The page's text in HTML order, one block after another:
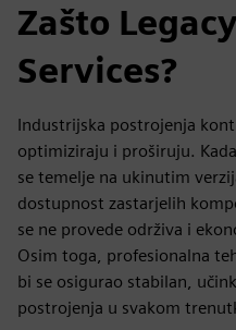
Zašto
Services?
Industrijska postrojenja
optimiziraju i proširuju.
se temelje na ukinutim
dostupnost zastarjelih
se ne provede održiva i
Osim toga, profesionalna
bi se osigurao stabilan,
postrojenja u svakom